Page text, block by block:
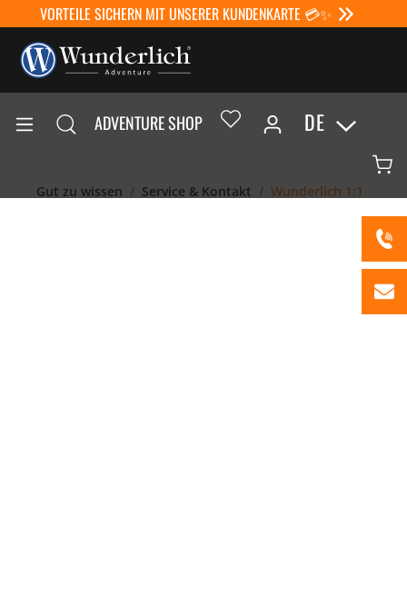
VORTEILE SICHERN MIT UNSERER KUNDENKARTE 💳✨
ADVENTURE SHOP DE
Gut zu wissen Service & Kontakt Wunderlich 1:1